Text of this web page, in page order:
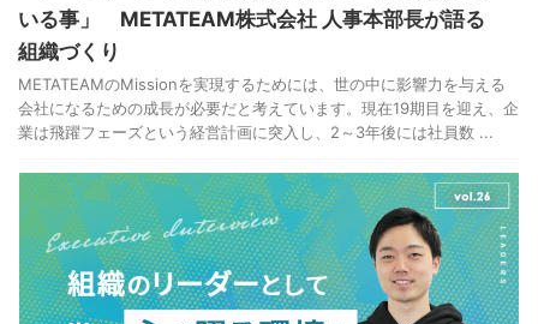
いる事」 METATEAM株式会社 人事本部長が語る
組織づくり
METATEAMのMissionを実現するためには、世の中に影響力を与える
会社になるための成長が必要だと考えています。現在19期目を迎え、企
業は飛躍フェーズという経営計画に突入し、2～3年後には社員数 ...